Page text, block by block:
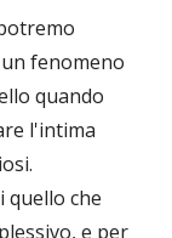
fenomeno
quando
l'intima
quello che
e per